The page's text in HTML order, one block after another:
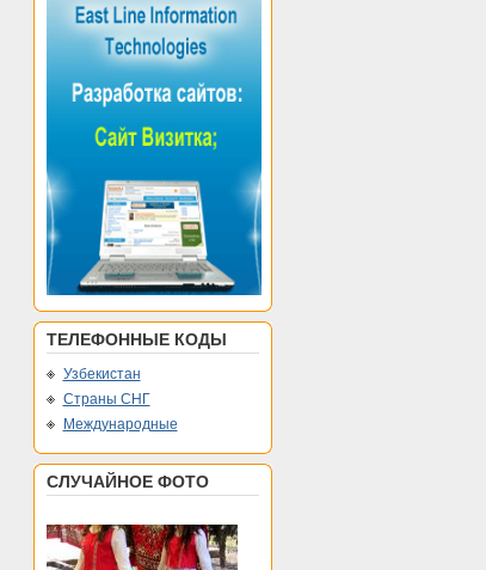
ТЕЛЕФОННЫЕ КОДЫ
Узбекистан
Страны СНГ
Международные
СЛУЧАЙНОЕ ФОТО